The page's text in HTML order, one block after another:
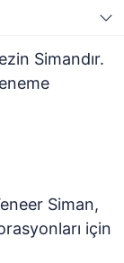
Simandır.
Siman,
için